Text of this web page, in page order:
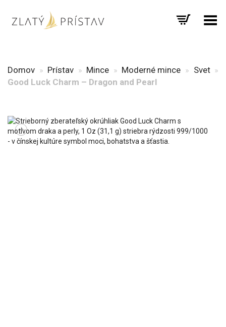
Prepnúť menu
Domov » Prístav » Mince » Moderné mince » Svet»
Good Luck Charm – Dragon and Pearl
+